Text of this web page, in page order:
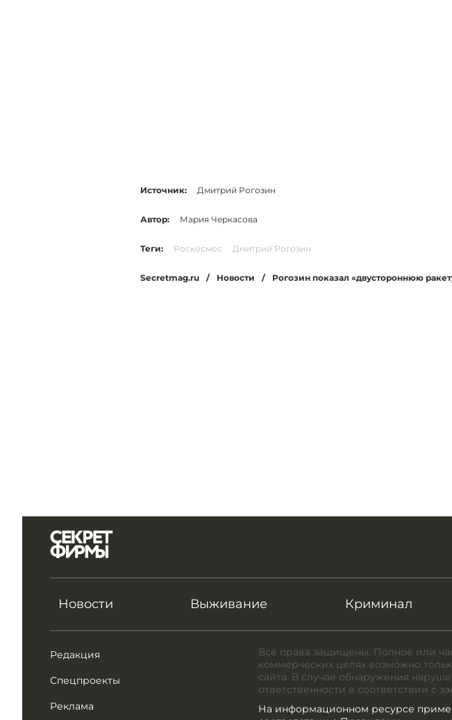
Источник: Дмитрий Рогозин
Автор: Мария Черкасова
Теги: Роскосмос Дмитрий Рогозин
Secretmag.ru / Новости / Рогозин показал «двустороннюю
Новости Выживание Криминал
Редакция
Спецпроекты
Реклама
Все права защищены. Полное или
коммерческих целях возможно
сайта. В случае обнаружения
ответственности в соответствии с
На информационном ресурсе